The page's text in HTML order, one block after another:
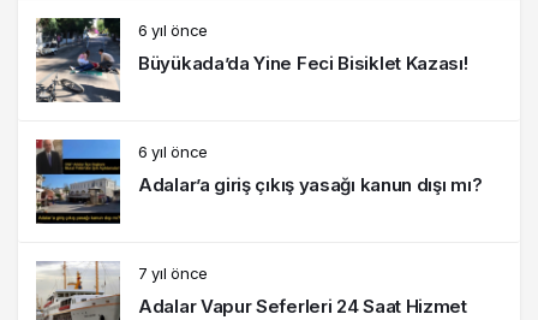
6 yıl önce
Büyükada’da Yine Feci Bisiklet Kazası!
6 yıl önce
Adalar’a giriş çıkış yasağı kanun dışı mı?
7 yıl önce
Adalar Vapur Seferleri 24 Saat Hizmet